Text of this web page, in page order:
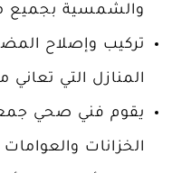
والشمسية بجميع
تركيب وإصلاح
المنازل التي
يقوم فني صحي
الخزانات